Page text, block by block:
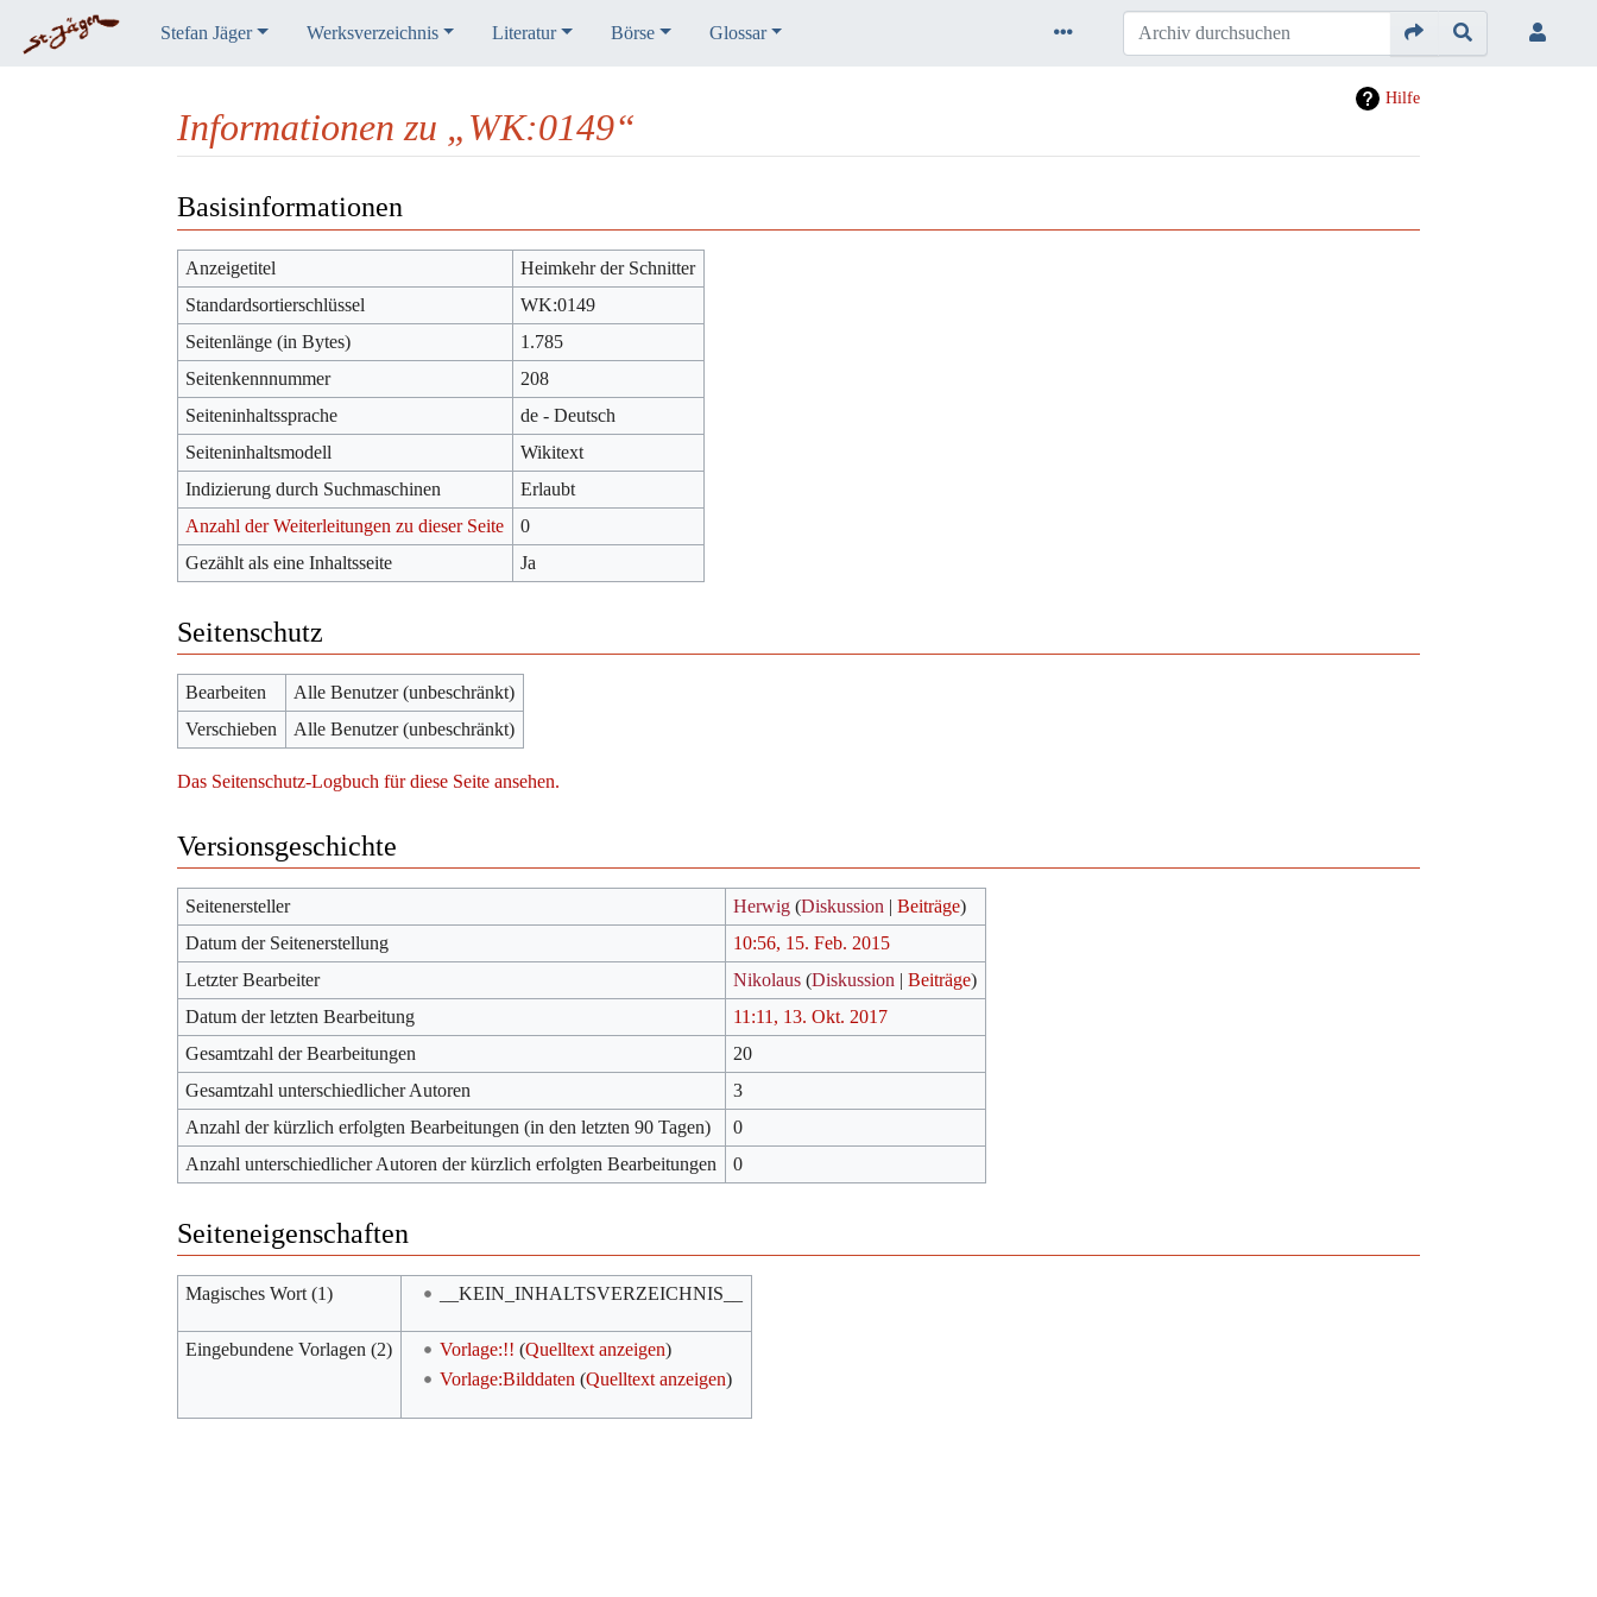
Stefan Jäger Werksverzeichnis Literatur Börse Glossar
Hilfe
Informationen zu „WK:0149“
Basisinformationen
Anzeigetitel
Heimkehr der Schnitter
Standardsortierschlüssel
WK:0149
Seitenlänge (in Bytes)
1.785
Seitenkennnummer
208
Seiteninhaltssprache
de - Deutsch
Seiteninhaltsmodell
Wikitext
Indizierung durch Suchmaschinen
Erlaubt
Anzahl der Weiterleitungen zu dieser Seite
0
Gezählt als eine Inhaltsseite
Ja
Seitenschutz
Bearbeiten
Alle Benutzer (unbeschränkt)
Verschieben
Alle Benutzer (unbeschränkt)
Das Seitenschutz-Logbuch für diese Seite ansehen.
Versionsgeschichte
Seitenersteller Herwig (Diskussion |Beiträge)
Datum der Seitenerstellung
10:56, 15. Feb. 2015
Letzter Bearbeiter
Nikolaus (Diskussion |Beiträge)
Datum der letzten Bearbeitung
11:11, 13. Okt. 2017
Gesamtzahl der Bearbeitungen
20
Gesamtzahl unterschiedlicher Autoren
3
Anzahl der kürzlich erfolgten Bearbeitungen (in den letzten 90 Tagen)
0
Anzahl unterschiedlicher Autoren der kürzlich erfolgten Bearbeitungen
0
Seiteneigenschaften
Magisches Wort (1) __KEIN_INHALTSVERZEICHNIS__
Eingebundene Vorlagen (2) Vorlage:!! (Quelltext anzeigen)
Vorlage:Bilddaten (Quelltext anzeigen)